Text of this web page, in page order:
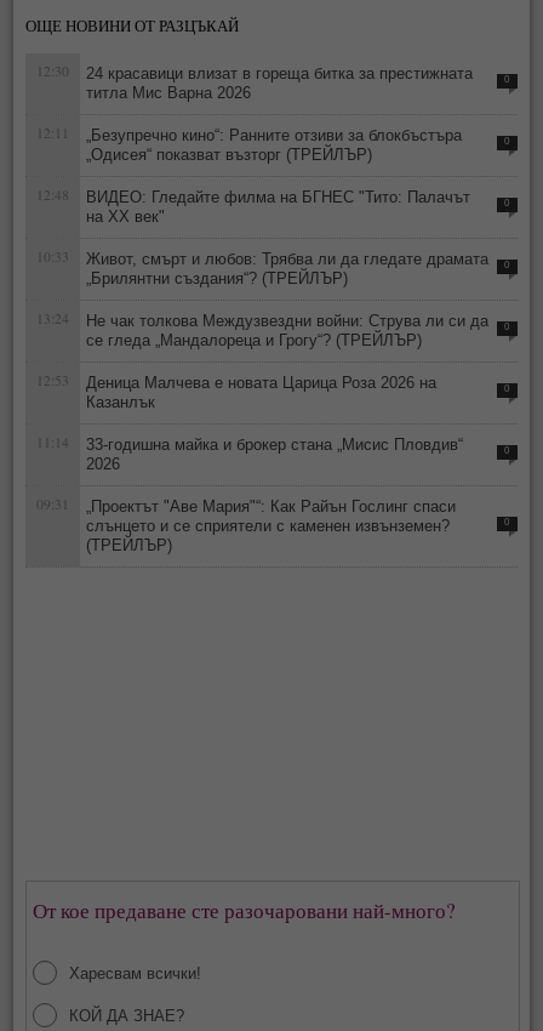
ОЩЕ НОВИНИ ОТ РАЗЦЪКАЙ
12:30
24 красавици влизат в гореща битка за престижната
титла Мис Варна 2026
0
12:11
„Безупречно кино“: Ранните отзиви за блокбъстъра
„Одисея“ показват възторг (ТРЕЙЛЪР)
0
12:48
ВИДЕО: Гледайте филма на БГНЕС "Тито: Палачът
на ХХ век"
0
10:33
Живот, смърт и любов: Трябва ли да гледате драмата
„Брилянтни създания“? (ТРЕЙЛЪР)
0
13:24
Не чак толкова Междузвездни войни: Струва ли си да
се гледа „Мандалореца и Грогу“? (ТРЕЙЛЪР)
0
12:53
Деница Малчева е новата Царица Роза 2026 на
Казанлък
0
11:14
33-годишна майка и брокер стана „Мисис Пловдив“
2026
0
09:31
„Проектът "Аве Мария"“: Как Райън Гослинг спаси
слънцето и се сприятели с каменен извънземен?
(ТРЕЙЛЪР)
0
От кое предаване сте разочаровани най-много?
Харесвам всички!
КОЙ ДА ЗНАЕ?